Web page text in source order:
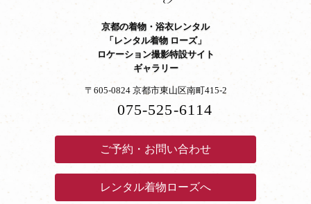
京都の着物・浴衣レンタル
「レンタル着物 ローズ」
ロケーション撮影特設サイト
ギャラリー
〒605-0824 京都市東山区南町415-2
075-525-6114
ご予約・お問い合わせ
レンタル着物ローズへ